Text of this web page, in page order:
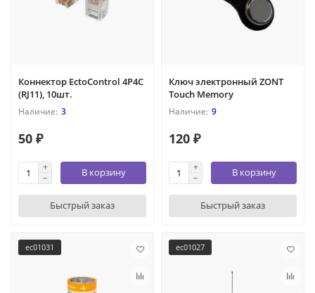
Коннектор EctoControl 4P4C
(RJ11), 10шт.
3
50 ₽
В корзину
Быстрый заказ
Ключ электронный ZONT
Touch Memory
9
120 ₽
В корзину
Быстрый заказ
ec01031 ec01027